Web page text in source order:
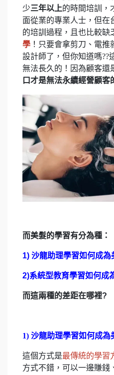
少三年以上的時間培訓，
面從業的專業人士，但在
的培訓過程，且也比較缺
學 ！只要會拿剪刀、電
設計師了，但你知道嗎??
無法長久的！因為顧客還
口才是無法永續經營顧客
而美髮的學習有分為種：
1) 沙龍助理學習如何成為
2)系統型教育學習如何成
而這兩種的差距在哪裡?
1) 沙龍助理學習如何成為
這個方式是最傳統的學習
方式不錯，可以一邊賺錢